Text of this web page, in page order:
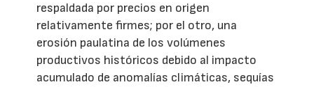
respaldada por precios en origen
relativamente firmes; por el otro, una
erosión paulatina de los volúmenes
productivos históricos debido al impacto
acumulado de anomalías climáticas, sequías